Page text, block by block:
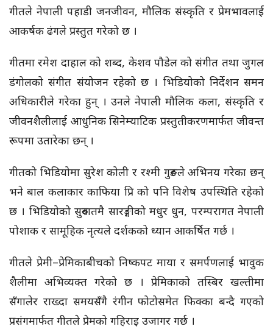
गीतले नेपाली पहाडी जनजीवन, मौलिक संस्कृति र प्रेमभावलाई
आकर्षक ढंगले प्रस्तुत गरेको छ ।
गीतमा रमेश दाहाल को शब्द, केशव पौडेल को संगीत तथा जुगल
डंगोलको संगीत संयोजन रहेको छ । भिडियोको निर्देशन समन
अधिकारीले गरेका हुन् । उनले नेपाली मौलिक कला, संस्कृति र
जीवनशैलीलाई आधुनिक सिनेम्याटिक प्रस्तुतीकरणमार्फत जीवन्त
रूपमा उतारेका छन् ।
गीतको भिडियोमा सुरेश कोली र रश्मी गुरुङले अभिनय गरेका छन्
भने बाल कलाकार काफिया प्रि को पनि विशेष उपस्थिति रहेको
छ । भिडियोको सुरुवातमै सारङ्गीको मधुर धुन, परम्परागत नेपाली
पोशाक र सामूहिक नृत्यले दर्शकको ध्यान आकर्षित गर्छ ।
गीतले प्रेमी–प्रेमिकाबीचको निष्कपट माया र समर्पणलाई भावुक
शैलीमा अभिव्यक्त गरेको छ । प्रेमिकाको तस्बिर खल्तीमा
सँगालेर राख्दा समयसँगै रंगीन फोटोसमेत फिक्का बन्दै गएको
प्रसंगमार्फत गीतले प्रेमको गहिराइ उजागर गर्छ ।